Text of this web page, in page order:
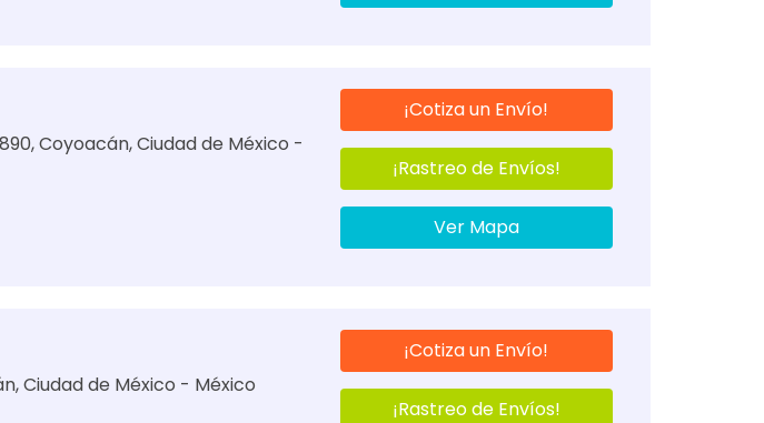
Coyoacán, Ciudad de México -
¡Cotiza un Envío!
¡Rastreo de Envíos!
Ver Mapa
Ciudad de México - México
¡Cotiza un Envío!
¡Rastreo de Envíos!